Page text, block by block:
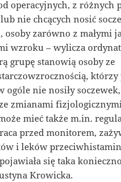
operacyjnych, z różnych
nie chcących nosić
osoby zarówno z małymi
wzroku – wylicza
grupę stanowią osoby ze
którzy
ogóle nie nosiły
zmianami
mieć także m.in.
przed monitorem,
i leków
się taka
Krowicka.